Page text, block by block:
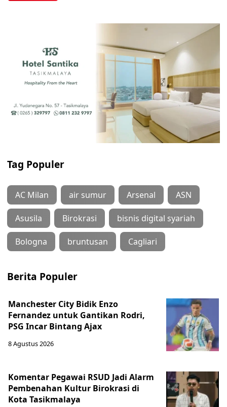
Tag Populer
AC Milan air sumur Arsenal ASN
Asusila Birokrasi bisnis digital syariah
Bologna bruntusan Cagliari
Berita Populer
Manchester City Bidik Enzo
Fernandez untuk Gantikan Rodri,
PSG Incar Bintang Ajax
8 Agustus 2026
Komentar Pegawai RSUD Jadi Alarm
Pembenahan Kultur Birokrasi di
Kota Tasikmalaya